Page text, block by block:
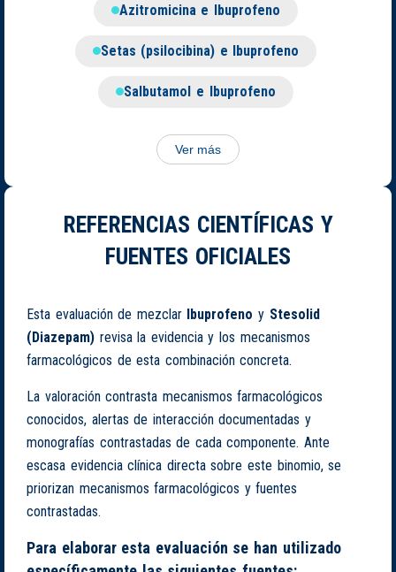
Azitromicina e Ibuprofeno
Setas (psilocibina) e Ibuprofeno
Salbutamol e Ibuprofeno
Ver más
REFERENCIAS CIENTÍFICAS Y
FUENTES OFICIALES
Esta evaluación de mezclar Ibuprofeno y Stesolid
(Diazepam) revisa la evidencia y los mecanismos
farmacológicos de esta combinación concreta.
La valoración contrasta mecanismos farmacológicos
conocidos, alertas de interacción documentadas y
monografías contrastadas de cada componente. Ante
escasa evidencia clínica directa sobre este binomio, se
priorizan mecanismos farmacológicos y fuentes
contrastadas.
Para elaborar esta evaluación se han utilizado